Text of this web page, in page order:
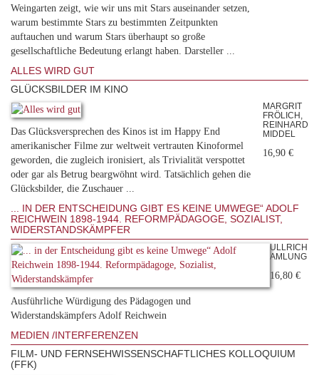
Weingarten zeigt, wie wir uns mit Stars auseinander setzen,
warum bestimmte Stars zu bestimmten Zeitpunkten
auftauchen und warum Stars überhaupt so große
gesellschaftliche Bedeutung erlangt haben. Darsteller ...
ALLES WIRD GUT
GLÜCKSBILDER IM KINO
Das Glücksversprechen des Kinos ist im Happy End
amerikanischer Filme zur weltweit vertrauten Kinoformel
geworden, die zugleich ironisiert, als Trivialität verspottet
oder gar als Betrug beargwöhnt wird. Tatsächlich gehen die
Glücksbilder, die Zuschauer ...
MARGRIT
FRÖLICH,
REINHARD
MIDDEL
16,90 €
... IN DER ENTSCHEIDUNG GIBT ES KEINE UMWEGE“ ADOLF
REICHWEIN 1898-1944. REFORMPÄDAGOGE, SOZIALIST,
WIDERSTANDSKÄMPFER
Ausführliche Würdigung des Pädagogen und
Widerstandskämpfers Adolf Reichwein
ULLRICH
AMLUNG
16,80 €
MEDIEN /INTERFERENZEN
FILM- UND FERNSEHWISSENSCHAFTLICHES KOLLOQUIUM
(FFK)